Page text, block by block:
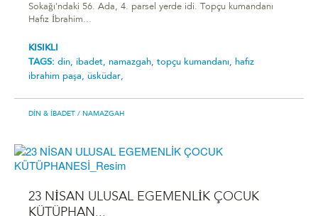
Sokağı'ndaki 56. Ada, 4. parsel yerde idi. Topçu kumandanı
Hafız İbrahim...
KISIKLI
TAGS: din, ibadet, namazgah, topçu kumandanı, hafız
ibrahim paşa, üsküdar,
DIN & İBADET / NAMAZGAH
23 NİSAN ULUSAL EGEMENLİK ÇOCUK
KÜTÜPHAN...